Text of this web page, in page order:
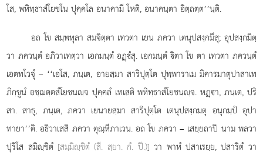
โส, พหิทฺธาสํโยชโน ปุคฺคโล อนาคามี โหติ, อนาคนฺตา อิตฺถตฺต’’นฺติ.
อถ โข สมฺพหุลา สมจิตฺตา เทวตา เยน ภควา เตนุปสงฺกมึสุ; อุปสงฺกมิตฺ
วา ภควนฺตํ อภิวาเทตฺวา เอกมนฺตํ อฏฺํสุ. เอกมนฺตํ ิตา โข ตา เทวตา ภควนฺตํ
เอตทโวจุํ– ‘‘เอโส, ภนฺเต, อายสฺมา สาริปุตฺโต ปุพฺพาราเม มิคารมาตุปาสาเท
ภิกฺขูนํ อชฺฌตฺตสํโยชนฺจ ปุคฺคลํ เทเสติ พหิทฺธาสํโยชนฺจ. หฏฺา, ภนฺเต, ปริ
สา. สาธุ, ภนฺเต, ภควา เยนายสฺมา สาริปุตฺโต เตนุปสงฺกมตุ อนุกมฺปํ อุปา
ทายา’’ติ. อธิวาเสสิ ภควา ตุณฺหีภาเวน. อถ โข ภควา – เสยฺยถาปิ นาม พลวา
ปุริโส สมิฺชิตํ [สมฺมิฺชิตํ (สี. สฺยา. กํ. ปี.)] วา พาหํ ปสาเรยฺย, ปสาริตํ วา